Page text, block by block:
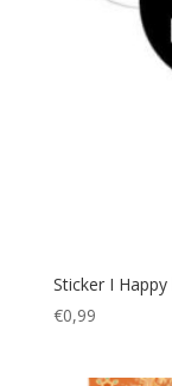
Sticker I
€0,99